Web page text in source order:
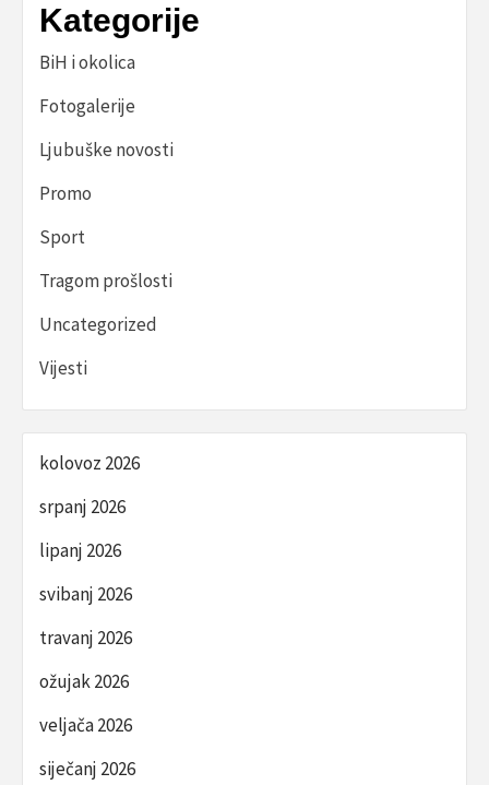
Kategorije
BiH i okolica
Fotogalerije
Ljubuške novosti
Promo
Sport
Tragom prošlosti
Uncategorized
Vijesti
kolovoz 2026
srpanj 2026
lipanj 2026
svibanj 2026
travanj 2026
ožujak 2026
veljača 2026
siječanj 2026